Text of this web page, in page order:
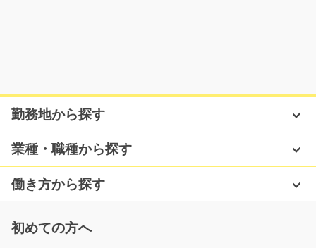
プラスチック製品に刻印を打つお仕事/y08_01247
【工場でのお仕事は…】って思う方でも安心です♪ボタン
を押すだけ☆社員の方…
長期（3ヶ月以上）
山口県下関市
勤務地から探す
業種・職種から探す
働き方から探す
初めての方へ